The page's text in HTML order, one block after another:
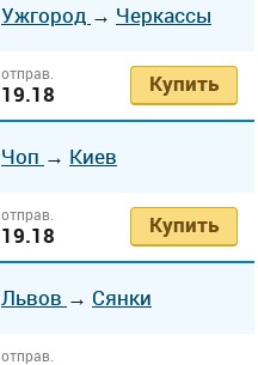
Ужгород → Черкассы
отправ.
19.18 Купить
Чоп → Киев
отправ.
19.18 Купить
Львов → Сянки
отправ.